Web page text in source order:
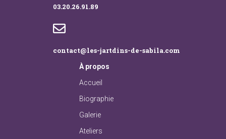
03.20.26.91.89
contact@les-jartdins-de-sabila.com
À propos
Accueil
Biographie
Galerie
Ateliers